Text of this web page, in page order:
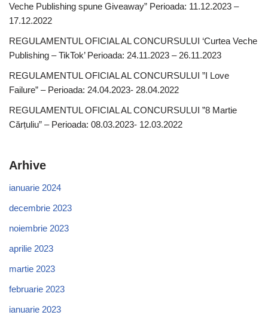
Veche Publishing spune Giveaway” Perioada: 11.12.2023 –
17.12.2022
REGULAMENTUL OFICIAL AL CONCURSULUI ‘Curtea Veche
Publishing – TikTok’ Perioada: 24.11.2023 – 26.11.2023
REGULAMENTUL OFICIAL AL CONCURSULUI ”I Love
Failure” – Perioada: 24.04.2023- 28.04.2022
REGULAMENTUL OFICIAL AL CONCURSULUI ”8 Martie
Cărțuliu” – Perioada: 08.03.2023- 12.03.2022
Arhive
ianuarie 2024
decembrie 2023
noiembrie 2023
aprilie 2023
martie 2023
februarie 2023
ianuarie 2023